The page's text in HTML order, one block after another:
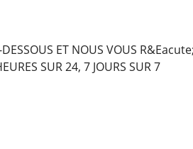
ET NOUS VOUS
SUR 24, 7 JOURS SUR 7